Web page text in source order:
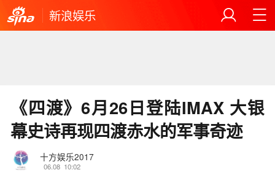
新浪娱乐
《四渡》6月26日登陆IMAX 大银
幕史诗再现四渡赤水的军事奇迹
十方娱乐2017
06.08 10:02